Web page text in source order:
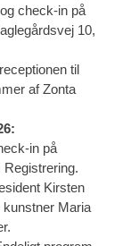
check-in på
10,
til
af Zonta
in på
Kirsten
kunstner Maria